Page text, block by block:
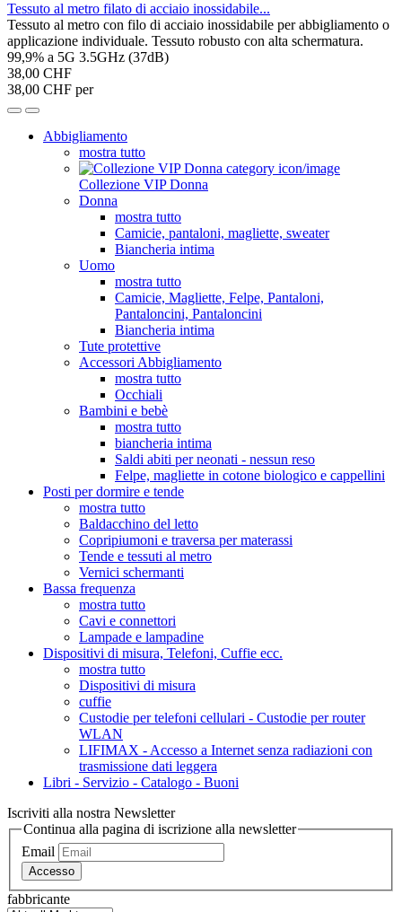
Tessuto al metro filato di acciaio inossidabile...
Tessuto al metro con filo di acciaio inossidabile per abbigliamento o
applicazione individuale. Tessuto robusto con alta schermatura.
99,9% a 5G 3.5GHz (37dB)
38,00 CHF
38,00 CHF per
Abbigliamento
mostra tutto
Collezione VIP Donna
Donna
mostra tutto
Camicie, pantaloni, magliette, sweater
Biancheria intima
Uomo
mostra tutto
Camicie, Magliette, Felpe, Pantaloni,
Pantaloncini, Pantaloncini
Biancheria intima
Tute protettive
Accessori Abbigliamento
mostra tutto
Occhiali
Bambini e bebè
mostra tutto
biancheria intima
Saldi abiti per neonati - nessun reso
Felpe, magliette in cotone biologico e cappellini
Posti per dormire e tende
mostra tutto
Baldacchino del letto
Copripiumoni e traversa per materassi
Tende e tessuti al metro
Vernici schermanti
Bassa frequenza
mostra tutto
Cavi e connettori
Lampade e lampadine
Dispositivi di misura, Telefoni, Cuffie ecc.
mostra tutto
Dispositivi di misura
cuffie
Custodie per telefoni cellulari - Custodie per router
WLAN
LIFIMAX - Accesso a Internet senza radiazioni con
trasmissione dati leggera
Libri - Servizio - Catalogo - Buoni
Iscriviti alla nostra Newsletter
Continua alla pagina di iscrizione alla newsletter
Email
Accesso
fabbricante